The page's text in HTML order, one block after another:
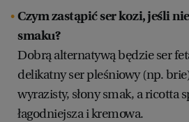
Czym zastąpić ser kozi, jeśli
smaku?
Dobrą alternatywą będzie ser
delikatny ser pleśniowy (np.
wyrazisty, słony smak, a ricotta
łagodniejsza i kremowa.